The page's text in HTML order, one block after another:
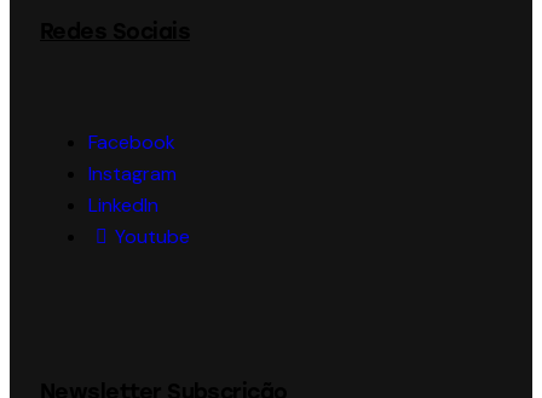
Facebook
Instagram
LinkedIn
Youtube